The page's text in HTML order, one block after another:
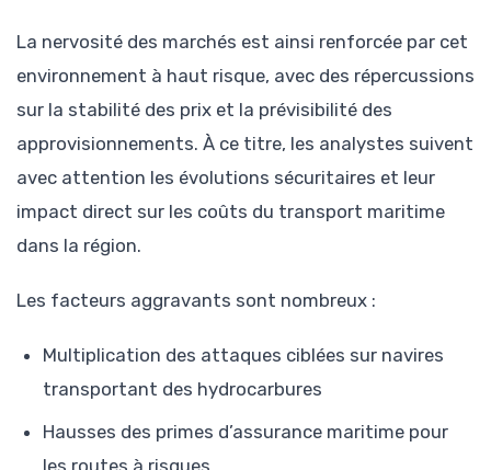
La nervosité des marchés est ainsi renforcée par cet
environnement à haut risque, avec des répercussions
sur la stabilité des prix et la prévisibilité des
approvisionnements. À ce titre, les analystes suivent
avec attention les évolutions sécuritaires et leur
impact direct sur les coûts du transport maritime
dans la région.
Les facteurs aggravants sont nombreux :
Multiplication des attaques ciblées sur navires
transportant des hydrocarbures
Hausses des primes d’assurance maritime pour